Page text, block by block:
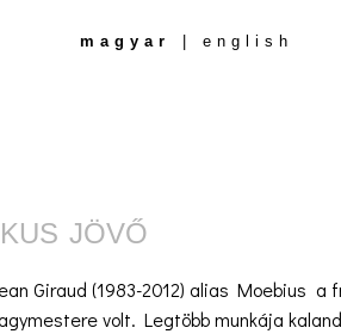
magyar english
JÖVŐ
Giraud (1983-2012) alias Moebius a
volt. Legtöbb munkája